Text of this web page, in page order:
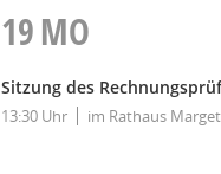
19MO
Sitzung des
13:30 Uhr im Rathaus